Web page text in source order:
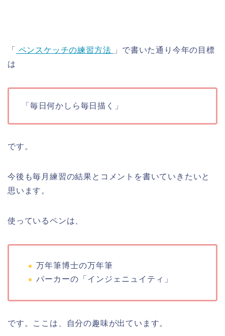
「 ペンスケッチの練習方法
」で書いた通り今年の目標
は
「毎日何かしら毎日描く」
です。
今後も毎月練習の結果とコメントを書いていきたいと
思います。
使っているペンは、
万年筆博士の万年筆
パーカーの「インジェニュイティ」
です。ここは、自分の趣味が出ています。